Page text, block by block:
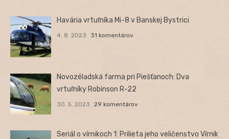
Havária vrtuľníka Mi-8 v Banskej Bystrici
4. 8. 2023 31 komentárov
Novozéladská farma pri Piešťanoch: Dva
vrtuľníky Robinson R-22
30. 5. 2023 29 komentárov
Seriál o vírnikoch 1: Prilieta jeho veličenstvo Vírnik